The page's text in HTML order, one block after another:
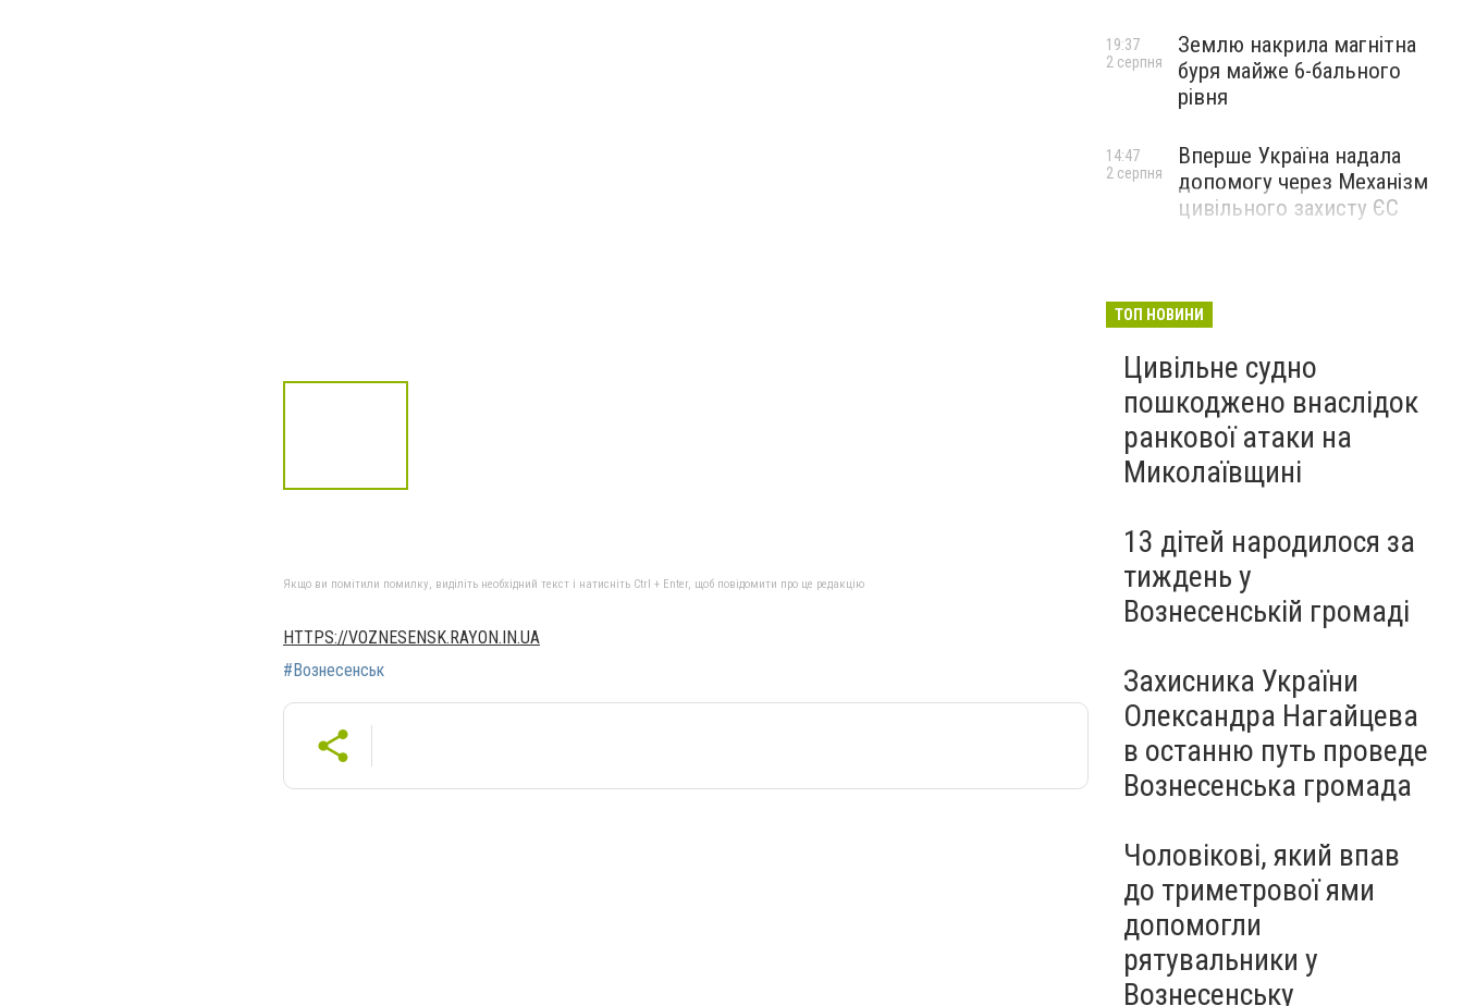
Якщо ви помітили помилку, виділіть необхідний текст і натисніть Ctrl + Enter, щоб повідомити про це редакцію
HTTPS://VOZNESENSK.RAYON.IN.UA
#Вознесенськ
Землю накрила магнітна
буря майже 6-бального
рівня
19:37
2 серпня
Вперше Україна надала
допомогу через Механізм
цивільного захисту ЄС
14:47
2 серпня
ТОП НОВИНИ
Цивільне судно
пошкоджено внаслідок
ранкової атаки на
Миколаївщині
13 дітей народилося за
тиждень у
Вознесенській громаді
Захисника України
Олександра Нагайцева
в останню путь проведе
Вознесенська громада
Чоловікові, який впав
до триметрової ями
допомогли
рятувальники у
Вознесенську